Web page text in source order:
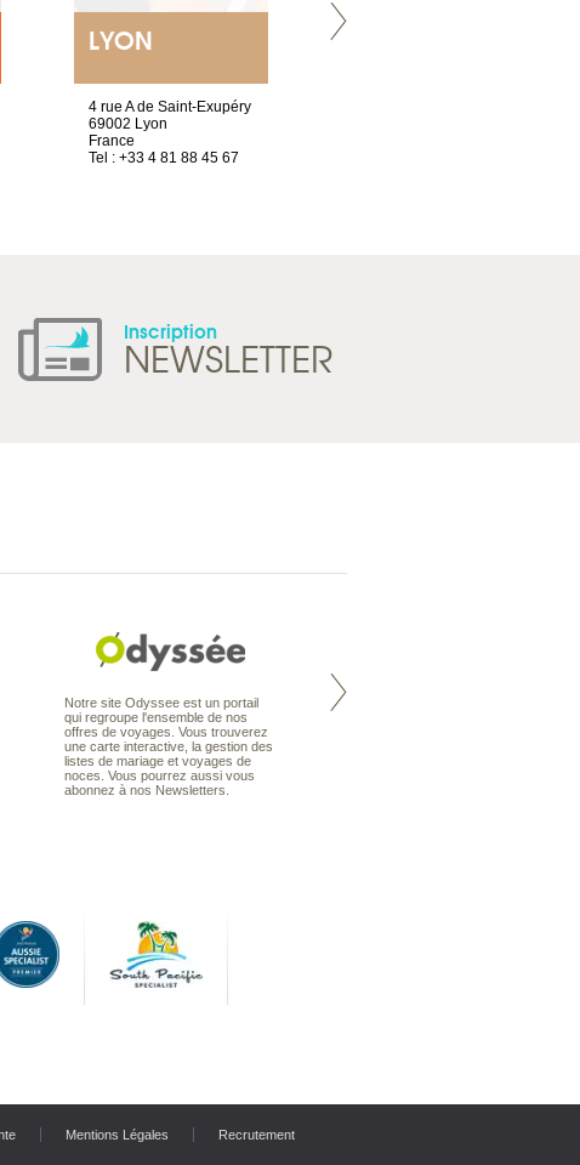
LYON
4 rue A de Saint-Exupéry
69002 Lyon
France
Tel : +33 4 81 88 45 67
Inscription
NEWSLETTER
Notre site Odyssee est un portail
qui regroupe l'ensemble de nos
offres de voyages. Vous trouverez
une carte interactive, la gestion des
listes de mariage et voyages de
noces. Vous pourrez aussi vous
abonnez à nos Newsletters.
Nouvelle-Zélande à la carte
organise votre séjour en Nouvelle-
Mentions Légales
Recrutement